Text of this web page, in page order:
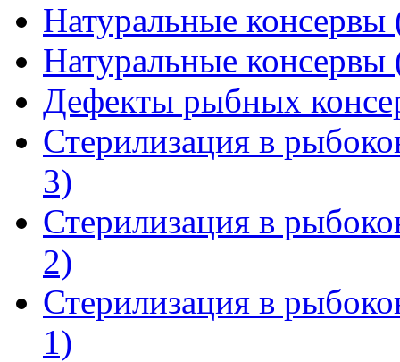
Натуральные консервы
Натуральные консервы
Дефекты рыбных
Стерилизация в
3)
Стерилизация в
2)
Стерилизация в
1)